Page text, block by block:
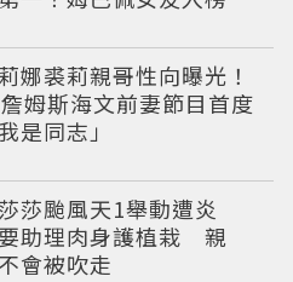
娜裘莉親哥性向曝光！
姆斯海文前妻節目首度
是同志」
莎颱風天1舉動遭炎
要助理肉身護植栽 親
會被吹走